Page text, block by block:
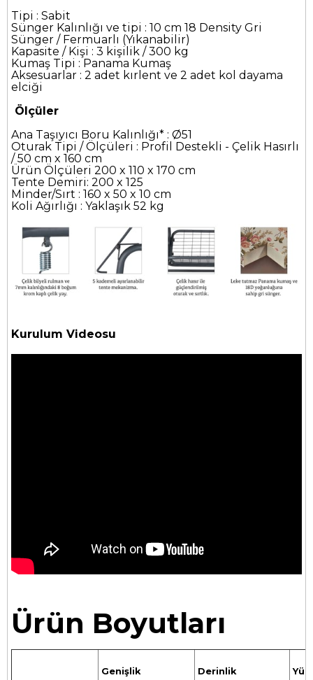
Tipi : Sabit
Sünger Kalınlığı ve tipi : 10 cm 18 Density Gri
Sünger / Fermuarlı (Yıkanabilir)
Kapasite / Kişi : 3 kişilik / 300 kg
Kumaş Tipi : Panama Kumaş
Aksesuarlar : 2 adet kırlent ve 2 adet kol dayama
elciği
Ölçüler
Ana Taşıyıcı Boru Kalınlığı* : Ø51
Oturak Tipi / Ölçüleri : Profil Destekli - Çelik Hasırlı
/ 50 cm x 160 cm
Ürün Ölçüleri 200 x 110 x 170 cm
Tente Demiri: 200 x 125
Minder/Sırt : 160 x 50 x 10 cm
Koli Ağırlığı : Yaklaşık 52 kg
Kurulum Videosu
Ürün Boyutları
Genişlik Derinlik